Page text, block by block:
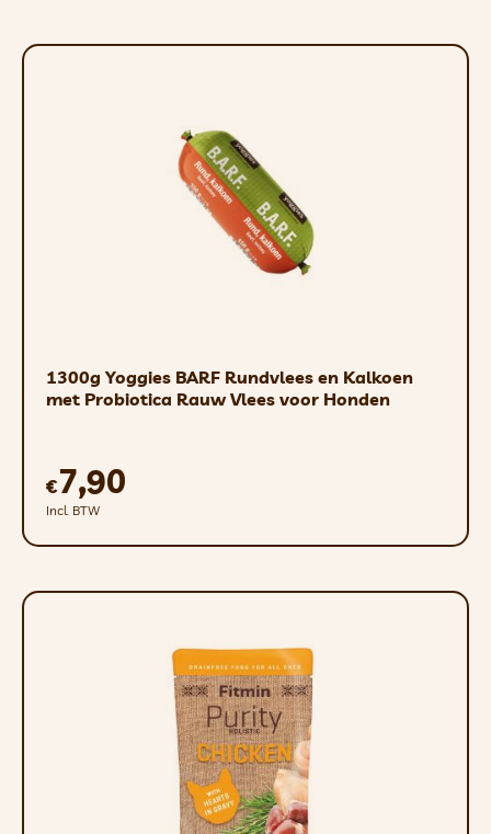
1300g Yoggies BARF Rundvlees en Kalkoen
met Probiotica Rauw Vlees voor Honden
€7,90
Incl. BTW